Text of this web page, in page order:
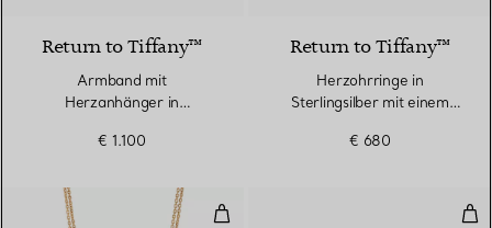
Return to Tiffany™
Armband mit
Herzanhänger in
Diamanten, Medium
€ 1.100
Return to Tiffany™
Herzohrringe in
Sterlingsilber mit einem
€ 680
Doppelter Gliederanhänger,